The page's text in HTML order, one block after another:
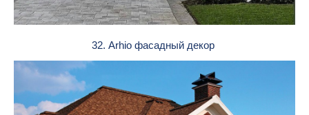
32. Arhio фасадный декор